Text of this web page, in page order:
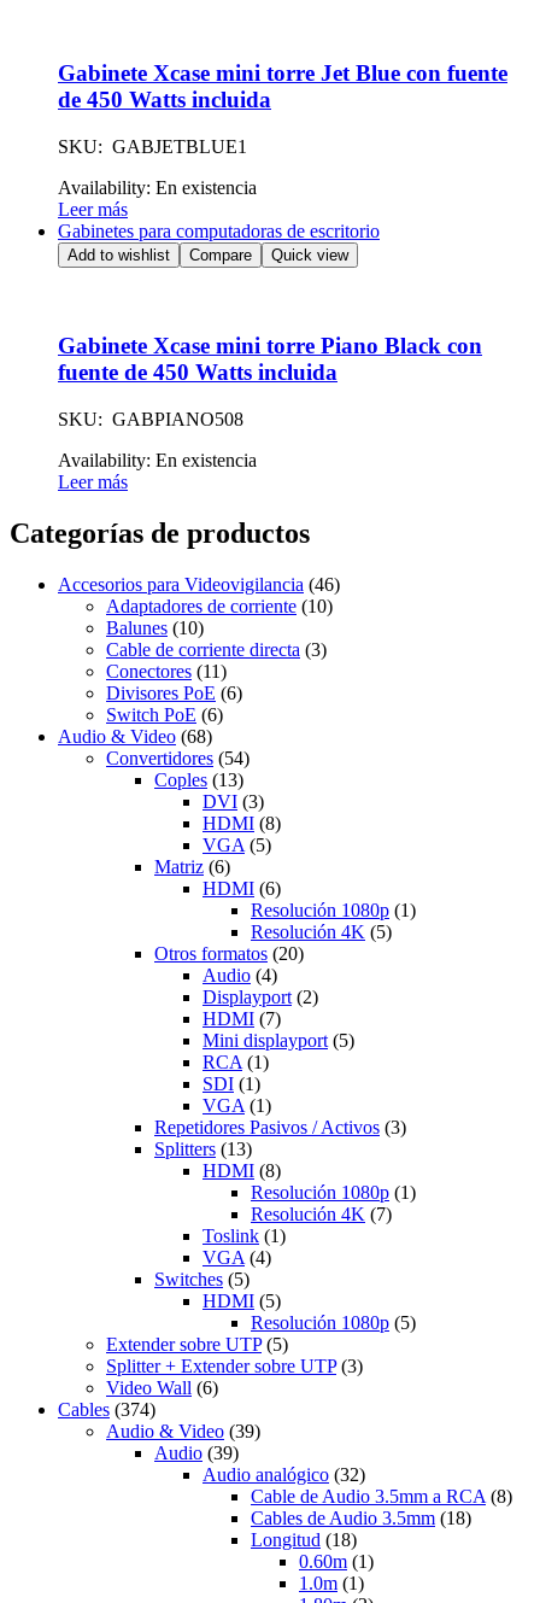
Gabinete Xcase mini torre Jet Blue con fuente
de 450 Watts incluida
SKU: GABJETBLUE1
Availability: En existencia
Leer más
Gabinetes para computadoras de escritorio
Add to wishlist Compare Quick view
Gabinete Xcase mini torre Piano Black con
fuente de 450 Watts incluida
SKU: GABPIANO508
Availability: En existencia
Leer más
Categorías de productos
Accesorios para Videovigilancia (46)
Adaptadores de corriente (10)
Balunes (10)
Cable de corriente directa (3)
Conectores (11)
Divisores PoE (6)
Switch PoE (6)
Audio & Video (68)
Convertidores (54)
Coples (13)
DVI (3)
HDMI (8)
VGA (5)
Matriz (6)
HDMI (6)
Resolución 1080p (1)
Resolución 4K (5)
Otros formatos (20)
Audio (4)
Displayport (2)
HDMI (7)
Mini displayport (5)
RCA (1)
SDI (1)
VGA (1)
Repetidores Pasivos / Activos (3)
Splitters (13)
HDMI (8)
Resolución 1080p (1)
Resolución 4K (7)
Toslink (1)
VGA (4)
Switches (5)
HDMI (5)
Resolución 1080p (5)
Extender sobre UTP (5)
Splitter + Extender sobre UTP (3)
Video Wall (6)
Cables (374)
Audio & Video (39)
Audio (39)
Audio analógico (32)
Cable de Audio 3.5mm a RCA (8)
Cables de Audio 3.5mm (18)
Longitud (18)
0.60m (1)
1.0m (1)